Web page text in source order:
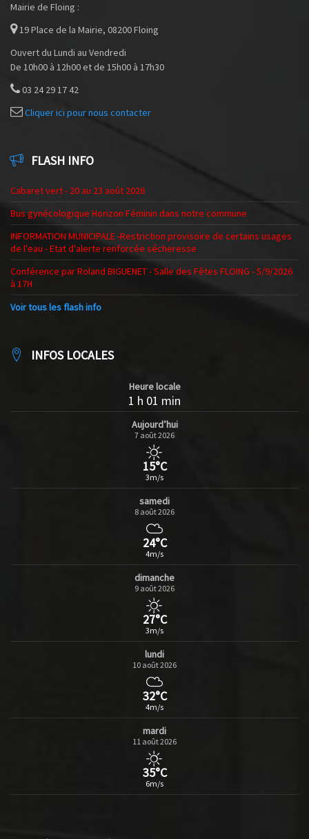
Mairie de Floing :
19 Place de la Mairie, 08200 Floing
Ouvert du Lundi au Vendredi
De 10h00 à 12h00 et de 15h00 à 17h30
03 24 29 17 42
Cliquer ici pour nous contacter
FLASH INFO
Cabaret vert - 20 au 23 août 2026
Bus gynécologique Horizon Féminin dans notre commune
INFORMATION MUNICIPALE -Restriction provisoire de certains usages
de l'eau - Etat d'alerte renforcée sécheresse
Conférence par Roland BIGUENET - Salle des Fêtes FLOING - 5/9/2026
à 17H
Voir tous les flash info
INFOS LOCALES
Heure locale
1 h 01 min
Aujourd’hui
7 août 2026
15°C
3m/s
samedi
8 août 2026
24°C
4m/s
dimanche
9 août 2026
27°C
3m/s
lundi
10 août 2026
32°C
4m/s
mardi
11 août 2026
35°C
6m/s